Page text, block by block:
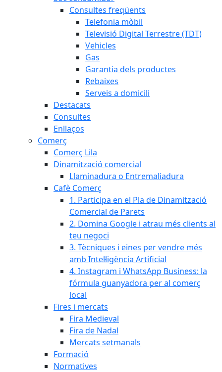
Consultes freqüents
Telefonia mòbil
Televisió Digital Terrestre (TDT)
Vehicles
Gas
Garantia dels productes
Rebaixes
Serveis a domicili
Destacats
Consultes
Enllaços
Comerç
Comerç Lila
Dinamització comercial
Llaminadura o Entremaliadura
Cafè Comerç
1. Participa en el Pla de Dinamització
Comercial de Parets
2. Domina Google i atrau més clients al
teu negoci
3. Tècniques i eines per vendre més
amb Intel·ligència Artificial
4. Instagram i WhatsApp Business: la
fórmula guanyadora per al comerç
local
Fires i mercats
Fira Medieval
Fira de Nadal
Mercats setmanals
Formació
Normatives